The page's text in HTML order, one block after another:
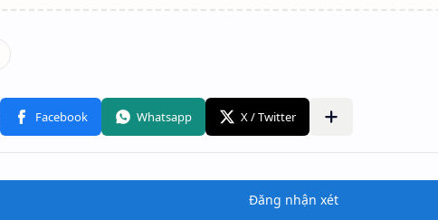
Đăng nhận xét